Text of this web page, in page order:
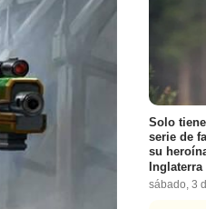
Solo
serie de
su
Inglaterra
sábado, 3